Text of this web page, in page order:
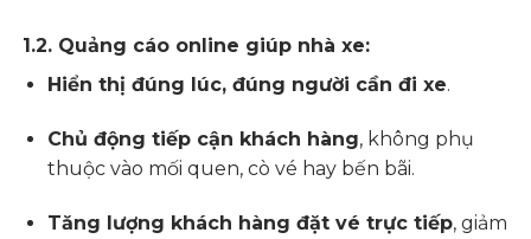
1.2. Quảng cáo online giúp nhà xe:
Hiển thị đúng lúc, đúng người cần đi xe.
Chủ động tiếp cận khách hàng, không phụ
thuộc vào mối quen, cò vé hay bến bãi.
Tăng lượng khách hàng đặt vé trực tiếp, giảm